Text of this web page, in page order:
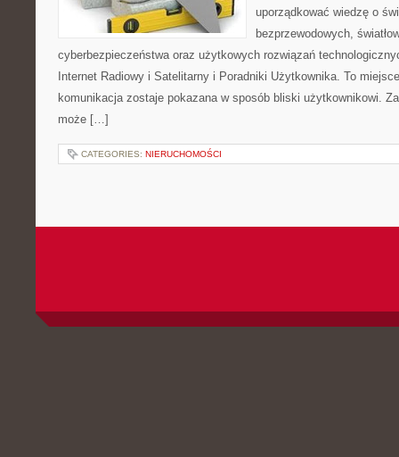
uporządkować wiedzę o
bezprzewodowych,
cyberbezpieczeństwa oraz użytkowych rozwiązań
Internet Radiowy i Satelitarny i Poradniki Użytkownika. To
komunikacja zostaje pokazana w sposób bliski użytkownikowi.
może […]
CATEGORIES: NIERUCHOMOŚCI